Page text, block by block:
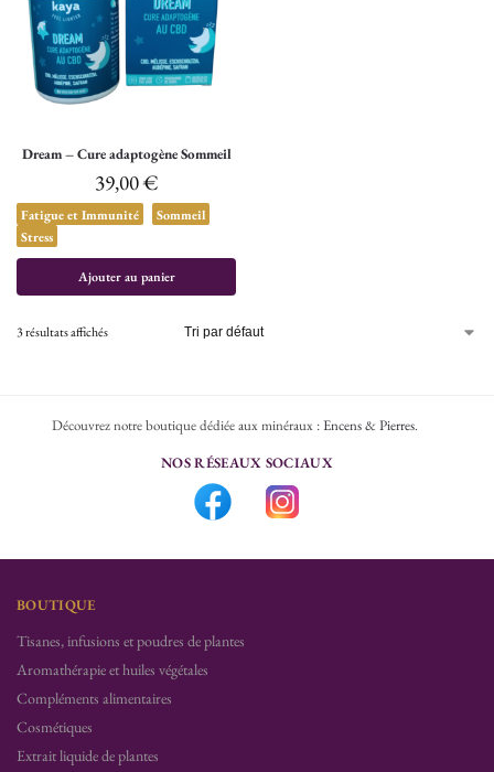
Dream – Cure adaptogène Sommeil
39,00€
Fatigue et Immunité
Sommeil
Stress
Ajouter au panier
3 résultats affichés
Découvrez notre boutique dédiée aux minéraux :Encens & Pierres.
NOS RÉSEAUX SOCIAUX
BOUTIQUE
Tisanes, infusions et poudres de plantes
Aromathérapie et huiles végétales
Compléments alimentaires
Cosmétiques
Extrait liquide de plantes